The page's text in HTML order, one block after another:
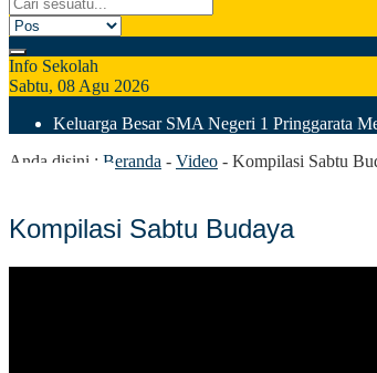
Info Sekolah
Sabtu, 08 Agu 2026
Keluarga Besar SMA Negeri 1 Pringgarata
Anda disini : Beranda - Video - Kompilasi Sabtu
Kompilasi Sabtu Budaya